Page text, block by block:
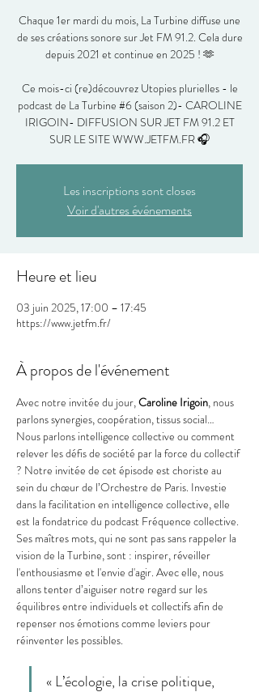
Chaque 1er mardi du mois, La Turbine diffuse une
de ses créations sonore sur Jet FM 91.2. Cela dure
depuis 2021 et continue en 2025 ! 🫶
Ce mois-ci (re)découvrez Utopies plurielles - le
podcast de La Turbine #6 (saison 2)- CAROLINE
IRIGOIN- DIFFUSION SUR JET FM 91.2 ET
SUR LE SITE WWW.JETFM.FR 🎧
Les inscriptions sont closes
Voir d'autres événements
Heure et lieu
03 juin 2025, 17:00 – 17:45
https://www.jetfm.fr/
À propos de l'événement
Avec notre invitée du jour, Caroline Irigoin, nous
parlons synergies, coopération, tissus social…
Nous parlons intelligence collective ou comment
relever les défis de société par la force du collectif
? Notre invitée de cet épisode est choriste au
sein du chœur de l’Orchestre de Paris. Investie
dans la facilitation en intelligence collective, elle
est la fondatrice du podcast Fréquence collective.
Ses maîtres mots, qui ne sont pas sans rappeler la
vision de la Turbine, sont : inspirer, réveiller
l'enthousiasme et l'envie d'agir. Avec elle, nous
allons tenter d’aiguiser notre regard sur les
équilibres entre individuels et collectifs afin de
repenser nos émotions comme leviers pour
réinventer les possibles.
« L’écologie, la crise politique,